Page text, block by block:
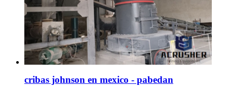
cribas johnson en mexico - pabedan